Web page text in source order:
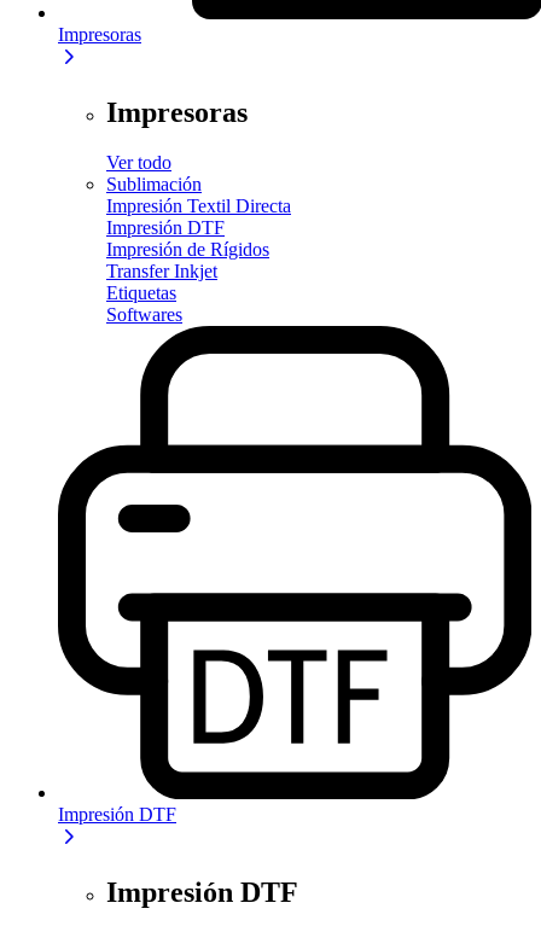
Impresoras
Impresoras
Ver todo
Sublimación
Impresión Textil Directa
Impresión DTF
Impresión de Rígidos
Transfer Inkjet
Etiquetas
Softwares
Impresión DTF
Impresión DTF